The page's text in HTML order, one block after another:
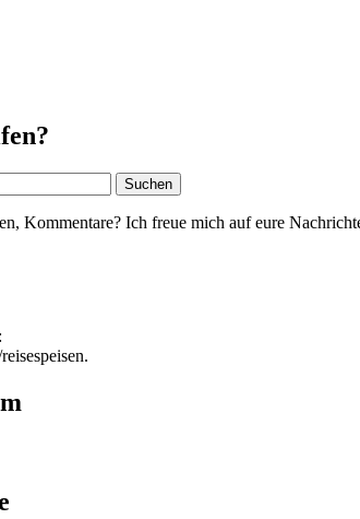
Kommentare? Ich freue mich auf eure